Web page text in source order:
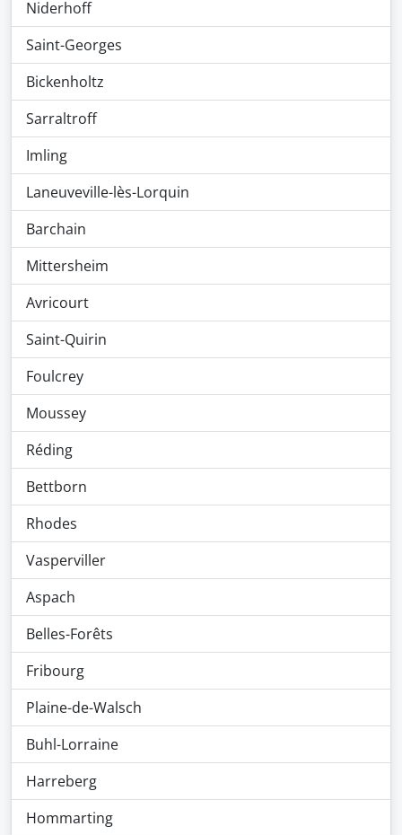
Niderhoff
Saint-Georges
Bickenholtz
Sarraltroff
Imling
Laneuveville-lès-Lorquin
Barchain
Mittersheim
Avricourt
Saint-Quirin
Foulcrey
Moussey
Réding
Bettborn
Rhodes
Vasperviller
Aspach
Belles-Forêts
Fribourg
Plaine-de-Walsch
Buhl-Lorraine
Harreberg
Hommarting